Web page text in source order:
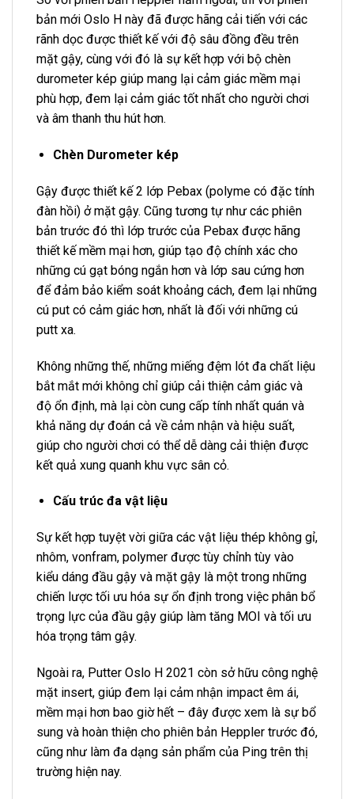
bản mới Oslo H này đã được hãng cải tiến với các
rãnh dọc được thiết kế với độ sâu đồng đều trên
mặt gậy, cùng với đó là sự kết hợp với bộ chèn
durometer kép giúp mang lại cảm giác mềm mại
phù hợp, đem lại cảm giác tốt nhất cho người chơi
và âm thanh thu hút hơn.
Chèn Durometer kép
Gậy được thiết kế 2 lớp Pebax (polyme có đặc tính
đàn hồi) ở mặt gậy. Cũng tương tự như các phiên
bản trước đó thì lớp trước của Pebax được hãng
thiết kế mềm mại hơn, giúp tạo độ chính xác cho
những cú gạt bóng ngắn hơn và lớp sau cứng hơn
để đảm bảo kiểm soát khoảng cách, đem lại những
cú put có cảm giác hơn, nhất là đối với những cú
putt xa.
Không những thế, những miếng đệm lót đa chất liệu
bắt mắt mới không chỉ giúp cải thiện cảm giác và
độ ổn định, mà lại còn cung cấp tính nhất quán và
khả năng dự đoán cả về cảm nhận và hiệu suất,
giúp cho người chơi có thể dễ dàng cải thiện được
kết quả xung quanh khu vực sân cỏ.
Cấu trúc đa vật liệu
Sự kết hợp tuyệt vời giữa các vật liệu thép không gỉ,
nhôm, vonfram, polymer được tùy chỉnh tùy vào
kiểu dáng đầu gậy và mặt gậy là một trong những
chiến lược tối ưu hóa sự ổn định trong việc phân bổ
trọng lực của đầu gậy giúp làm tăng MOI và tối ưu
hóa trọng tâm gậy.
Ngoài ra, Putter Oslo H 2021 còn sở hữu công nghệ
mặt insert, giúp đem lại cảm nhận impact êm ái,
mềm mại hơn bao giờ hết – đây được xem là sự bổ
sung và hoàn thiện cho phiên bản Heppler trước đó,
cũng như làm đa dạng sản phẩm của Ping trên thị
trường hiện nay.